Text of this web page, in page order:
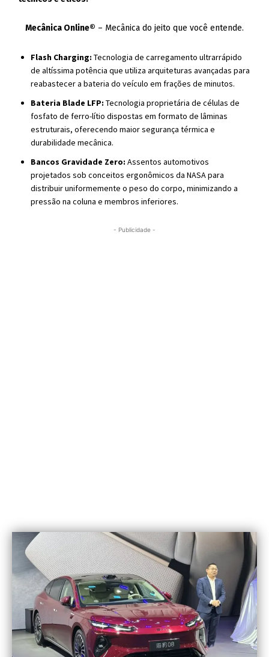
Mecânica Online® – Mecânica do jeito que você entende.
Flash Charging: Tecnologia de carregamento ultrarrápido
de altíssima potência que utiliza arquiteturas avançadas para
reabastecer a bateria do veículo em frações de minutos.
Bateria Blade LFP: Tecnologia proprietária de células de
fosfato de ferro-lítio dispostas em formato de lâminas
estruturais, oferecendo maior segurança térmica e
durabilidade mecânica.
Bancos Gravidade Zero: Assentos automotivos
projetados sob conceitos ergonômicos da NASA para
distribuir uniformemente o peso do corpo, minimizando a
pressão na coluna e membros inferiores.
- Publicidade -